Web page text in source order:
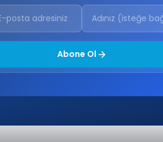
Abone Ol